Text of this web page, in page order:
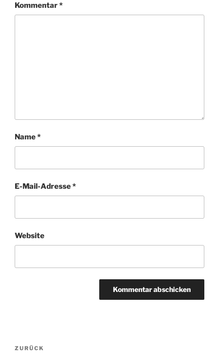
Kommentar*
Name*
E-Mail-Adresse*
Website
Beitragsnavigation
Vorheriger
ZURÜCK